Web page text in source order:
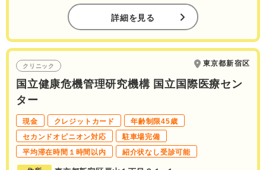
詳細を見る
クリニック 東京都新宿区
国立健康危機管理研究機構 国立国際医療セン
ター
現金 クレジットカード
年齢制限45歳
セカンドオピニオン対応
駐車場完備
平均滞在時間１時間以内
紹介状なし受診可能